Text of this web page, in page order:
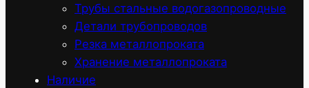
Трубы стальные водогазопроводные
Детали трубопроводов
Резка металлопроката
Хранение металлопроката
Наличие